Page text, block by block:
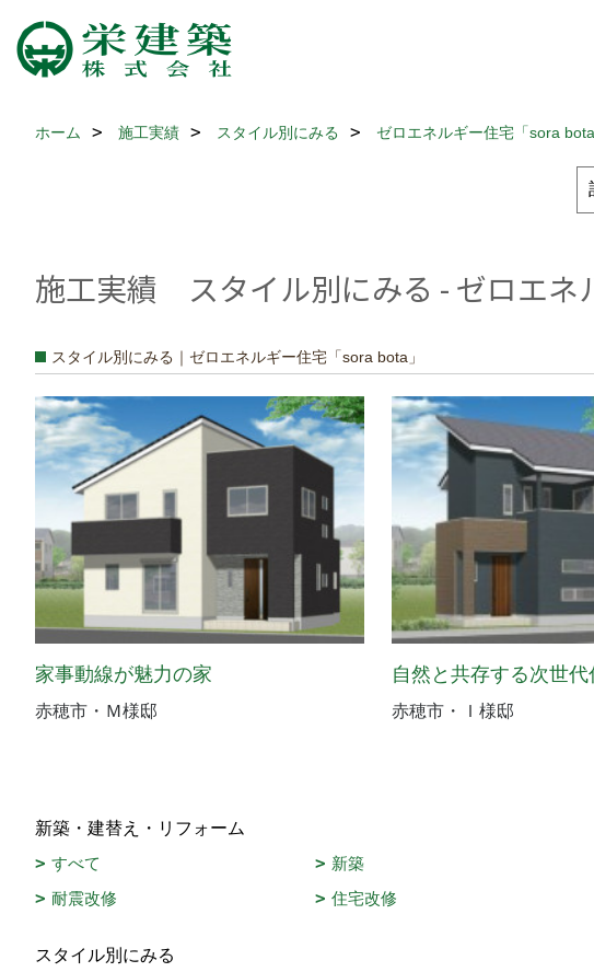
ホーム 施工実績 スタイル別にみる ゼロエネルギー住宅「sora bota
施工実績 スタイル別にみる - ゼロエネ
スタイル別にみる｜ゼロエネルギー住宅「sora bota」
家事動線が魅力の家
赤穂市・Ｍ様邸
自然と共存する次世代
赤穂市・Ｉ様邸
新築・建替え・リフォーム
すべて
新築
耐震改修
住宅改修
スタイル別にみる